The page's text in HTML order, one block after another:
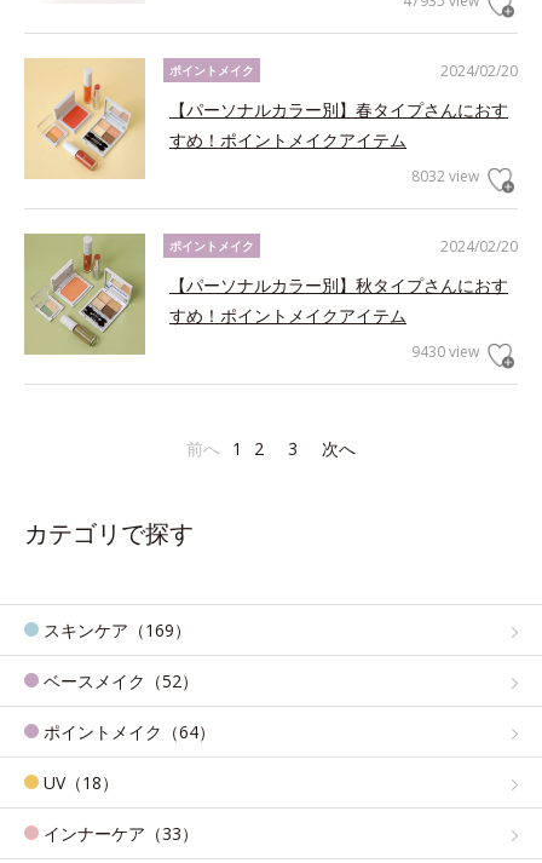
2024/02/20
ポイントメイク
【パーソナルカラー別】春タイプさんにおす
すめ！ポイントメイクアイテム
8032 view
2024/02/20
ポイントメイク
【パーソナルカラー別】秋タイプさんにおす
すめ！ポイントメイクアイテム
9430 view
前へ 1 2 3 次へ
カテゴリで探す
スキンケア（169）
ベースメイク（52）
ポイントメイク（64）
UV（18）
インナーケア（33）